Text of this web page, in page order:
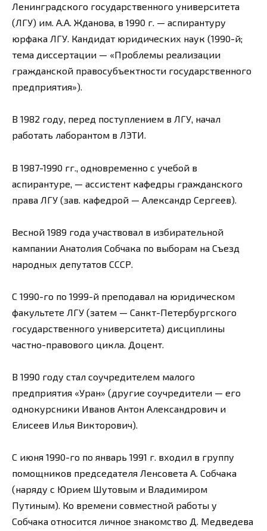
Ленинградского государственного университета
(ЛГУ) им. А.А. Жданова, в 1990 г. — аспирантуру
юрфака ЛГУ. Кандидат юридических наук (1990-й;
тема диссертации — «Проблемы реализации
гражданской правосубъектности государственного
предприятия»).
В 1982 году, перед поступлением в ЛГУ, начал
работать лаборантом в ЛЭТИ.
В 1987-1990 гг., одновременно с учебой в
аспирантуре, — ассистент кафедры гражданского
права ЛГУ (зав. кафедрой — Александр Сергеев).
Весной 1989 года участвовал в избирательной
кампании Анатолия Собчака по выборам на Съезд
народных депутатов СССР.
С 1990-го по 1999-й преподавал на юридическом
факультете ЛГУ (затем — Санкт-Петербургского
государственного университета) дисциплины
частно-правового цикла. Доцент.
В 1990 году стал соучредителем малого
предприятия «Уран» (другие соучредители — его
однокурсники Иванов Антон Александрович и
Елисеев Илья Викторович).
С июня 1990-го по январь 1991 г. входил в группу
помощников председателя Ленсовета А. Собчака
(наряду с Юрием Шутовым и Владимиром
Путиным). Ко времени совместной работы у
Собчака относится личное знакомство Д. Медведева